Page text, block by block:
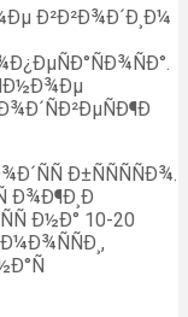
Ð²Ð²Ð¾Ð´Ð¸Ð¼
Ð±ÑÑÑÑÐ¾.
Ð¾Ð¶Ð¸Ð
Ð½Ð° 10-20